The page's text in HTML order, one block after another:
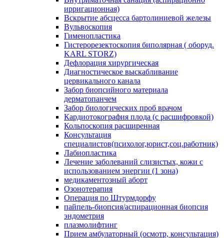
ирригационная)
Вскрытие абсцесса бартолиниевой железы
Вульвоскопия
Гименопластика
Гистерорезектоскопия биполярная ( оборуд.
KARL STORZ)
Дефлорация хирургическая
Диагностическое выскабливание
цервикального канала
Забор биопсийного материала
дерматопанчем
Забор биологических проб врачом
Кардиотокография плода (с расшифровкой)
Кольпоскопия расширенная
Консультация
специалистов(психолог,юрист,соц.работник)
Лабиопластика
Лечение заболеваний слизистых, кожи с
использованием энергии (1 зона)
медикаментозный аборт
Озонотерапия
Операция по Штурмдорфу
пайпель-биопсия/аспирационная биопсия
эндометрия
плазмолифтинг
Прием амбулаторный (осмотр, консультация)